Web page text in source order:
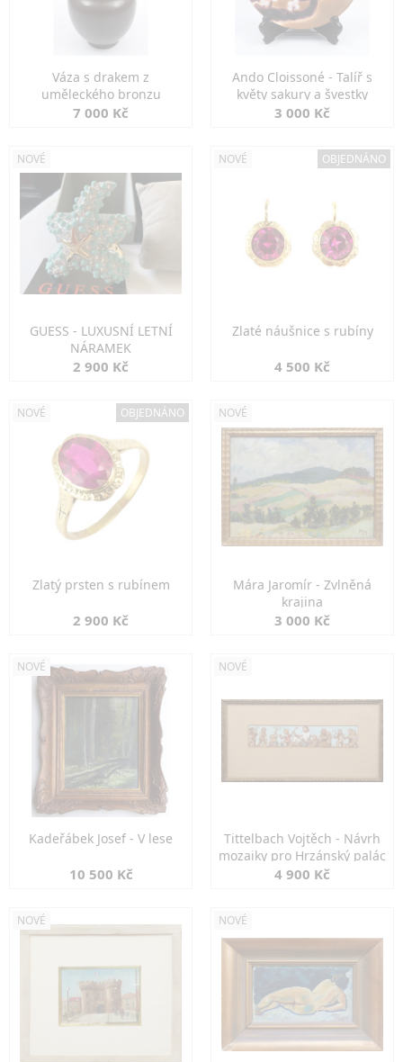
Váza s drakem z
uměleckého bronzu
7 000 Kč
Ando Cloissoné - Talíř s
květy sakury a švestky
3 000 Kč
NOVÉ
GUESS - LUXUSNÍ LETNÍ
NÁRAMEK
2 900 Kč
NOVÉ OBJEDNÁNO
Zlaté náušnice s rubíny
4 500 Kč
NOVÉ OBJEDNÁNO
Zlatý prsten s rubínem
2 900 Kč
NOVÉ
Mára Jaromír - Zvlněná
krajina
3 000 Kč
NOVÉ
Kadeřábek Josef - V lese
10 500 Kč
NOVÉ
Tittelbach Vojtěch - Návrh
mozaiky pro Hrzánský palác
4 900 Kč
NOVÉ NOVÉ